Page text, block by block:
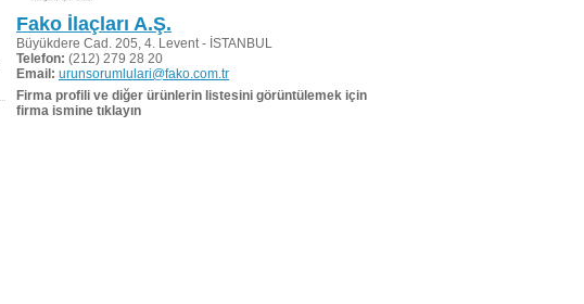
Fako İlaçları A.Ş.
Büyükdere Cad. 205, 4. Levent - İSTANBUL
Telefon: (212) 279 28 20
Email: urunsorumlulari@fako.com.tr
Firma profili ve diğer ürünlerin listesini görüntülemek için
firma ismine tıklayın